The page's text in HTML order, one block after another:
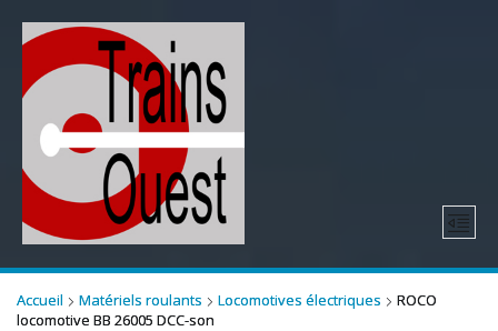
Accueil Matériels roulants Locomotives électriques
ROCO
locomotive BB 26005 DCC-son